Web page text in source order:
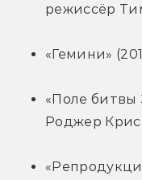
режиссёр
«Гемини»
«Поле битвы
Роджер